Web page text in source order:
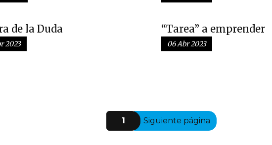
de la Duda
2023
“Tarea” a emprender
06 Abr 2023
1 Siguiente página